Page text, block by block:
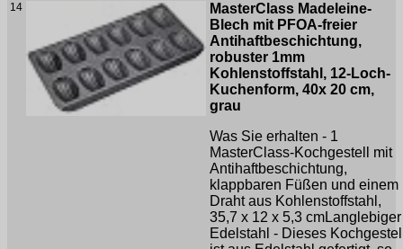
14
MasterClass Madeleine-
Blech mit PFOA-freier
Antihaftbeschichtung,
robuster 1mm
Kohlenstoffstahl, 12-Loch-
Kuchenform, 40x 20 cm,
grau
Was Sie erhalten - 1
MasterClass-Kochgestell mit
Antihaftbeschichtung,
klappbaren Füßen und einem
Draht aus Kohlenstoffstahl,
35,7 x 12 x 5,3 cmLanglebiger
Edelstahl - Dieses